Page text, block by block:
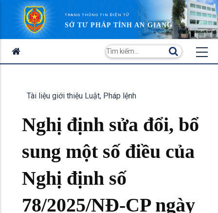
TRANG THÔNG TIN ĐIỆN TỬ
SỞ TƯ PHÁP TỈNH AN GIANG
Tài liệu giới thiệu Luật, Pháp lệnh
Nghị định sửa đổi, bổ
sung một số điều của
Nghị định số
78/2025/NĐ-CP ngày